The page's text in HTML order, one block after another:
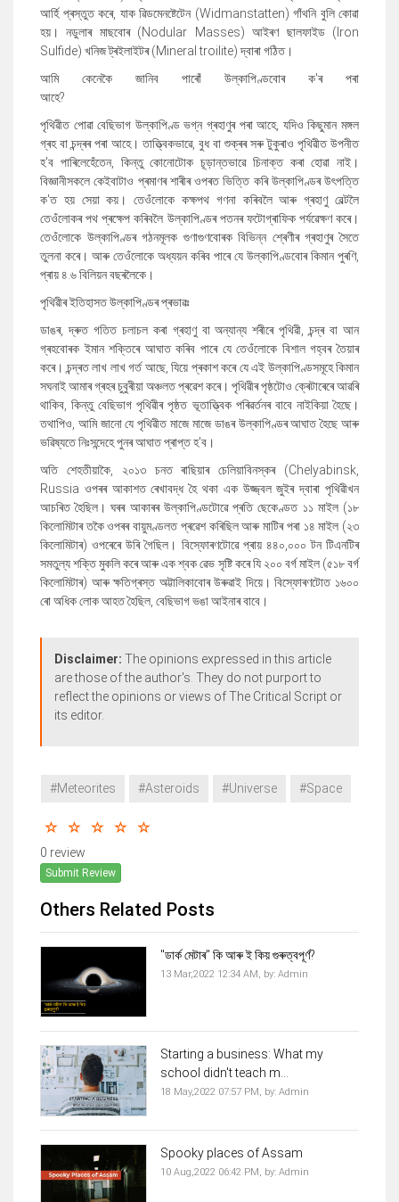
আৰ্হি প্ৰস্তুত কৰে, যাক ৱিডমেনষ্টেটেন (Widmanstatten) গাঁথনি বুলি কোৱা
হয়। নডুলাৰ মাছবোৰ (Nodular Masses) আইৰণ ছালফাইড ( Iron
Sulfide) খনিজ ট্ৰইলাইটৰ (Mineral troilite) দ্বাৰা গঠিত।
আমি কেনেকৈ জানিব পাৰোঁ উল্কাপিণ্ডবোৰ ক'ৰ পৰা
আহে?
পৃথিৱীত পোৱা বেছিভাগ উল্কাপিণ্ড ভগ্ন গ্ৰহাণুৰ পৰা আহে, যদিও কিছুমান মঙ্গল
গ্ৰহ বা চন্দ্ৰৰ পৰা আহে। তাত্ত্বিকভাৱে, বুধ বা শুক্ৰৰ সৰু টুকুৰাও পৃথিৱীত উপনীত
হ'ব পাৰিলেহেঁতেন, কিন্তু কোনোটোক চূড়ান্তভাৱে চিনাক্ত কৰা হোৱা নাই।
বিজ্ঞানীসকলে কেইবাটাও প্ৰমাণৰ শাৰীৰ ওপৰত ভিত্তি কৰি উল্কাপিণ্ডৰ উৎপত্তি
ক'ত হয় সেয়া কয় ।তেওঁলোকে কক্ষপথ গণনা কৰিবলৈ আৰু গ্ৰহাণু বেল্টলৈ
তেওঁলোকৰ পথ প্ৰক্ষেপ কৰিবলৈ উল্কাপিণ্ডৰ পতনৰ ফটোগ্ৰাফিক পৰ্যৱেক্ষণ কৰে।
তেওঁলোকে উল্কাপিণ্ডৰ গঠনমূলক গুণাগুণবোৰক বিভিন্ন শ্ৰেণীৰ গ্ৰহাণুৰ সৈতে
তুলনা কৰে। আৰু তেওঁলোকে অধ্যয়ন কৰিব পাৰে যে উল্কাপিণ্ডবোৰ কিমান পুৰণি,
প্ৰায় ৪.৬ বিলিয়ন বছৰলৈকে।
পৃথিৱীৰ ইতিহাসত উল্কাপিণ্ডৰ প্ৰভাৱঃ
ডাঙৰ,দ্ৰুত গতিত চলাচল কৰা গ্ৰহাণু বা অন্যান্য শৰীৰে পৃথিৱী, চন্দ্ৰ বা আন
গ্ৰহবোৰক ইমান শক্তিৰে আঘাত কৰিব পাৰে যে তেওঁলোকে বিশাল গহ্বৰ তৈয়াৰ
কৰে। চন্দ্ৰত লাখ লাখ গৰ্ত আছে, যিয়ে প্ৰকাশ কৰে যে এই উল্কাপিণ্ডসমূহে কিমান
সঘনাই আমাৰ গ্ৰহৰ চুবুৰীয়া অঞ্চলত প্ৰৱেশ কৰে। পৃথিৱীৰ পৃষ্ঠটোও ক্ৰেটাৰেৰে আৱৰি
থাকিব, কিন্তু বেছিভাগ পৃথিৱীৰ পৃষ্ঠত ভূতাত্ত্বিক পৰিৱৰ্তনৰ বাবে নাইকিয়া হৈছে।
তথাপিও, আমি জানো যে পৃথিৱীত মাজে মাজে ডাঙৰ উল্কাপিণ্ডৰ আঘাত হৈছে আৰু
ভৱিষ্যতে নিঃসন্দেহে পুনৰ আঘাত প্ৰাপ্ত হ'ব।
অতি শেহতীয়াকৈ, ২০১৩ চনত ৰাছিয়াৰ চেলিয়াবিনস্কৰ (Chelyabinsk,
Russia ওপৰৰ আকাশত ৰেখাবদ্ধ হৈ থকা এক উজ্জ্বল জুইৰ দ্বাৰা পৃথিৱীখন
আচৰিত হৈছিল। ঘৰৰ আকাৰৰ উল্কাপিণ্ডটোৱে প্ৰতি ছেকেণ্ডত ১১ মাইল (১৮
কিলোমিটাৰ তকৈ ওপৰৰ বায়ুমণ্ডলত প্ৰৱেশ কৰিছিল আৰু মাটিৰ পৰা ১৪ মাইল (২৩
কিলোমিটাৰ) ওপৰেৰে উৰি গৈছিল। বিস্ফোৰণটোৱে প্ৰায় ৪৪০,০০০ টন টিএনটিৰ
সমতুল্য শক্তি মুকলি কৰে আৰু এক শ্বক ৱেভ সৃষ্টি কৰে যি ২০০ বৰ্গ মাইল (৫১৮ বৰ্গ
কিলোমিটাৰ) আৰু ক্ষতিগ্ৰস্ত অট্টালিকাবোৰ উৰুৱাই দিয়ে। বিস্ফোৰণটোত ১৬০০
ৰো অধিক লোক আহত হৈছিল, বেছিভাগ ভঙা আইনাৰ বাবে।
Disclaimer: The opinions expressed in this article
are those of the author's. They do not purport to
reflect the opinions or views of The Critical Script or
its editor.
#Meteorites #Asteroids #Universe #Space
0 review
Submit Review
Others Related Posts
"ডাৰ্ক মেটাৰ" কি আৰু ই কিয় গুৰুত্বপূৰ্ণ?
13 Mar,2022 12:34 AM, by: Admin
Starting a business: What my
school didn't teach m...
18 May,2022 07:57 PM, by: Admin
Spooky places of Assam
10 Aug,2022 06:42 PM, by: Admin